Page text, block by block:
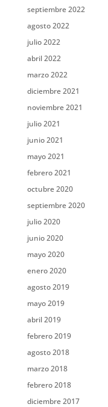
septiembre 2022
agosto 2022
julio 2022
abril 2022
marzo 2022
diciembre 2021
noviembre 2021
julio 2021
junio 2021
mayo 2021
febrero 2021
octubre 2020
septiembre 2020
julio 2020
junio 2020
mayo 2020
enero 2020
agosto 2019
mayo 2019
abril 2019
febrero 2019
agosto 2018
marzo 2018
febrero 2018
diciembre 2017